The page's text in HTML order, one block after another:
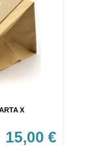
X
15,00 €